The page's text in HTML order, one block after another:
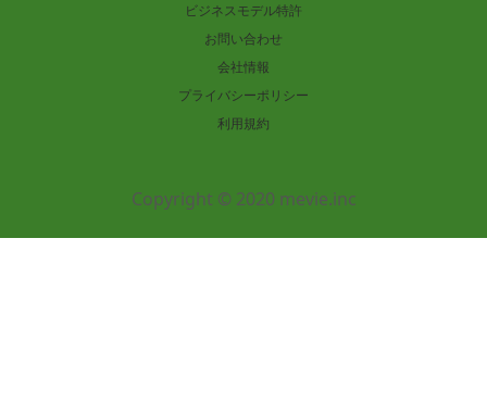
ビジネスモデル特許
お問い合わせ
会社情報
プライバシーポリシー
利用規約
Copyright © 2020 mevie.inc